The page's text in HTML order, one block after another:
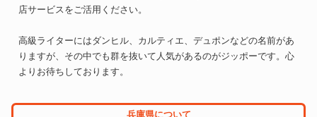
店サービスをご活用ください。
高級ライターにはダンヒル、カルティエ、デュポンなどの名前があ
りますが、その中でも群を抜いて人気があるのがジッポーです。心
よりお待ちしております。
兵庫県について